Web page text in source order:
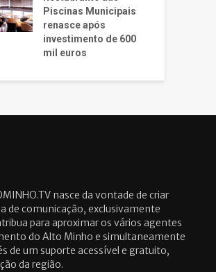
Piscinas Municipais
renasce após
investimento de 600
mil euros
nasce da vontade de criar
de comunicação, exclusivamente
para aproximar os vários agentes
do Alto Minho e simultaneamente
de um suporte acessível e gratuito,
da região.